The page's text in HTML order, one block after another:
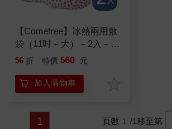
【Comefree】冰熱兩用敷
袋（11吋－大）－2入－紅
櫻花
56 折 特價 560 元
加入購物車
1 頁數 1 /1移至第